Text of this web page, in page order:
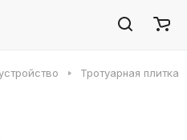
Тротуарная плитка